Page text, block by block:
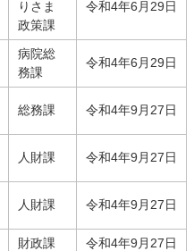
りさま
政策課
令和4年6月29日
病院総
務課
令和4年6月29日
総務課 令和4年9月27日
人財課 令和4年9月27日
人財課 令和4年9月27日
財政課 令和4年9月27日